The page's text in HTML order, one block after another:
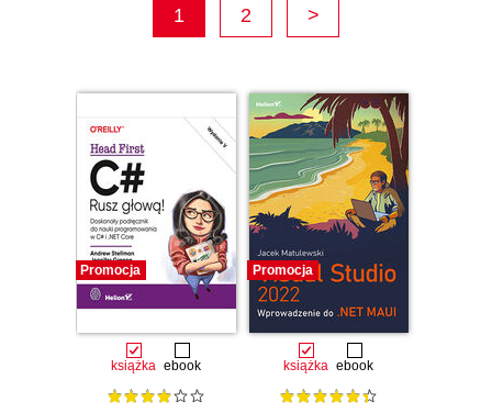
1 2 >
Promocja
książka ebook
Promocja
książka ebook